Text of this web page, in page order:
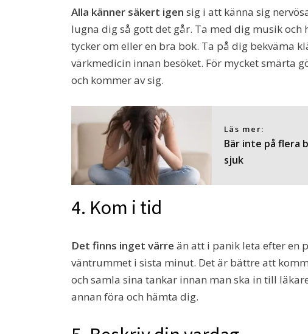
Alla känner säkert igen sig i att känna sig
lugna dig så gott det går. Ta med dig musik
tycker om eller en bra bok. Ta på dig bekväma
värkmedicin innan besöket. För mycket smärta
och kommer av sig.
Läs mer:
Bär inte på flera
sjuk
4. Kom i tid
Det finns inget värre än att i panik leta efter en
väntrummet i sista minut. Det är bättre att
och samla sina tankar innan man ska in till
annan föra och hämta dig.